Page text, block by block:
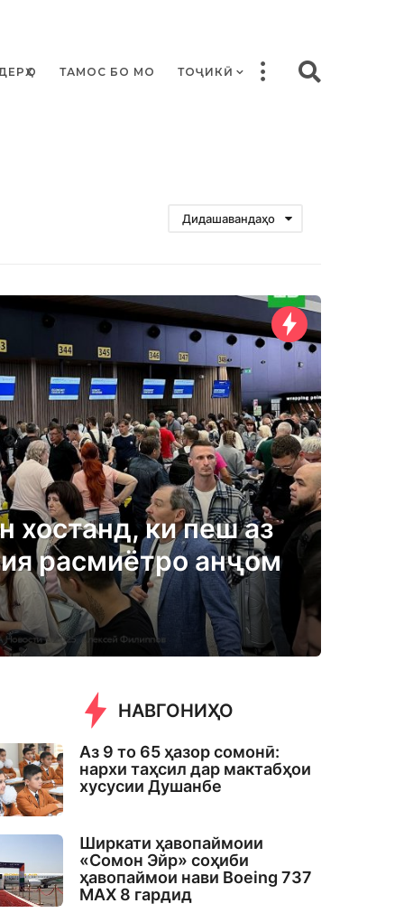
ТАМОС БО МО ТОҶИКӢ
Дидашавандаҳо
хостанд, ки пеш аз
расмиётро анҷом
НАВГОНИҲО
Аз 9 то 65 ҳазор сомонӣ:
нархи таҳсил дар мактабҳои
хусусии Душанбе
Ширкати ҳавопаймоии
«Сомон Эйр» соҳиби
ҳавопаймои нави Boeing 737
MAX 8 гардид